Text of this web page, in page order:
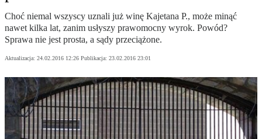
Choć niemal wszyscy uznali już winę Kajetana P., może minąć
nawet kilka lat, zanim usłyszy prawomocny wyrok. Powód?
Sprawa nie jest prosta, a sądy przeciążone.
Aktualizacja: 24.02.2016 12:26 Publikacja: 23.02.2016 23:01